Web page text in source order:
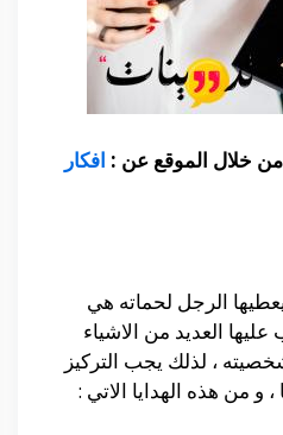
من خلال الموقع عن : افكار
يعطيها الرجل لحماته هي
العديد من الاشياء
، لذلك يجب التركيز
و من هذه الهدايا الاتي :